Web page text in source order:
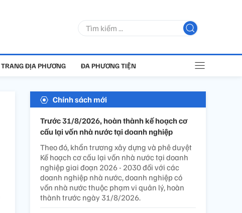
TRANG ĐỊA PHƯƠNG ĐA PHƯƠNG TIỆN
Chính sách mới
Trước 31/8/2026, hoàn thành kế hoạch cơ
cấu lại vốn nhà nước tại doanh nghiệp
Theo đó, khẩn trương xây dựng và phê duyệt
Kế hoạch cơ cấu lại vốn nhà nước tại doanh
nghiệp giai đoạn 2026 - 2030 đối với các
doanh nghiệp nhà nước, doanh nghiệp có
vốn nhà nước thuộc phạm vi quản lý, hoàn
thành trước ngày 31/8/2026.